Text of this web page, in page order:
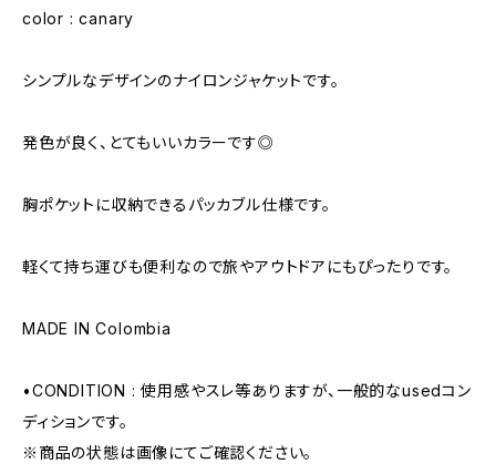
color : canary
シンプルなデザインのナイロンジャケットです。
発色が良く、とてもいいカラーです◎
胸ポケットに収納できるパッカブル仕様です。
軽くて持ち運びも便利なので旅やアウトドアにもぴったりです。
MADE IN Colombia
•CONDITION : 使用感やスレ等ありますが、一般的なusedコン
ディションです。
※商品の状態は画像にてご確認ください。